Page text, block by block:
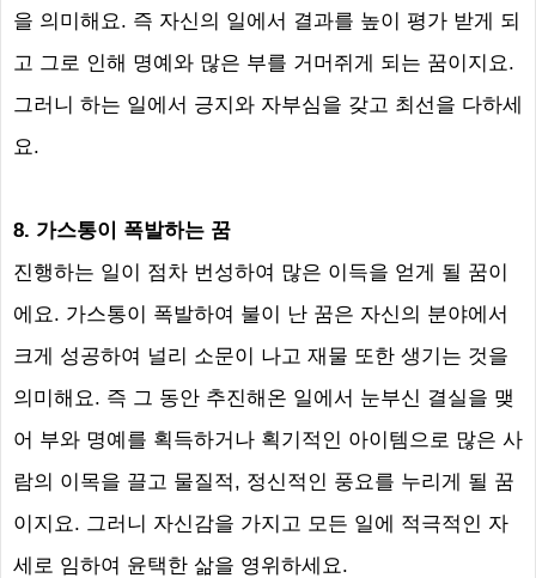
을 의미해요. 즉 자신의 일에서 결과를 높이 평가 받게 되
고 그로 인해 명예와 많은 부를 거머쥐게 되는 꿈이지요.
그러니 하는 일에서 긍지와 자부심을 갖고 최선을 다하세
요.
8. 가스통이 폭발하는 꿈
진행하는 일이 점차 번성하여 많은 이득을 얻게 될 꿈이
에요. 가스통이 폭발하여 불이 난 꿈은 자신의 분야에서
크게 성공하여 널리 소문이 나고 재물 또한 생기는 것을
의미해요. 즉 그 동안 추진해온 일에서 눈부신 결실을 맺
어 부와 명예를 획득하거나 획기적인 아이템으로 많은 사
람의 이목을 끌고 물질적, 정신적인 풍요를 누리게 될 꿈
이지요. 그러니 자신감을 가지고 모든 일에 적극적인 자
세로 임하여 윤택한 삶을 영위하세요.